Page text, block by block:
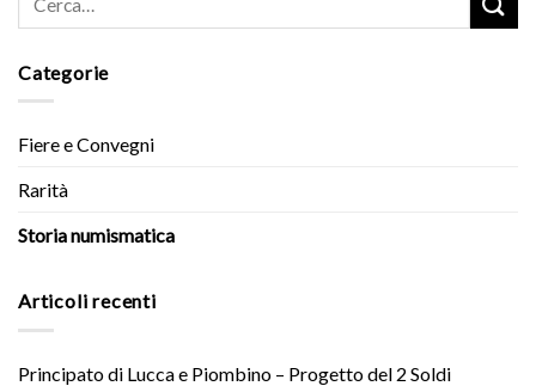
Categorie
Fiere e Convegni
Rarità
Storia numismatica
Articoli recenti
Principato di Lucca e Piombino – Progetto del 2 Soldi